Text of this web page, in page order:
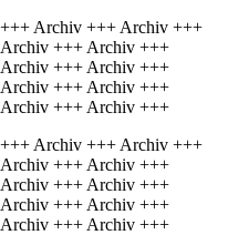
Archiv +++ Archiv +++
+++ Archiv +++
+++ Archiv +++
+++ Archiv +++
+++ Archiv +++
Archiv +++ Archiv +++
+++ Archiv +++
+++ Archiv +++
+++ Archiv +++
+++ Archiv +++